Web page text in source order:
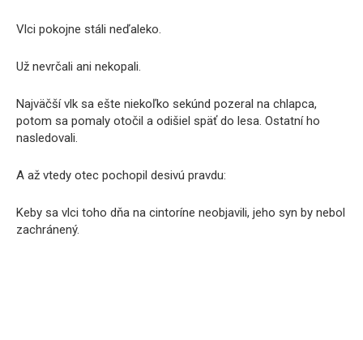
Vlci pokojne stáli neďaleko.
Už nevrčali ani nekopali.
Najväčší vlk sa ešte niekoľko sekúnd pozeral na chlapca,
potom sa pomaly otočil a odišiel späť do lesa. Ostatní ho
nasledovali.
A až vtedy otec pochopil desivú pravdu:
Keby sa vlci toho dňa na cintoríne neobjavili, jeho syn by nebol
zachránený.